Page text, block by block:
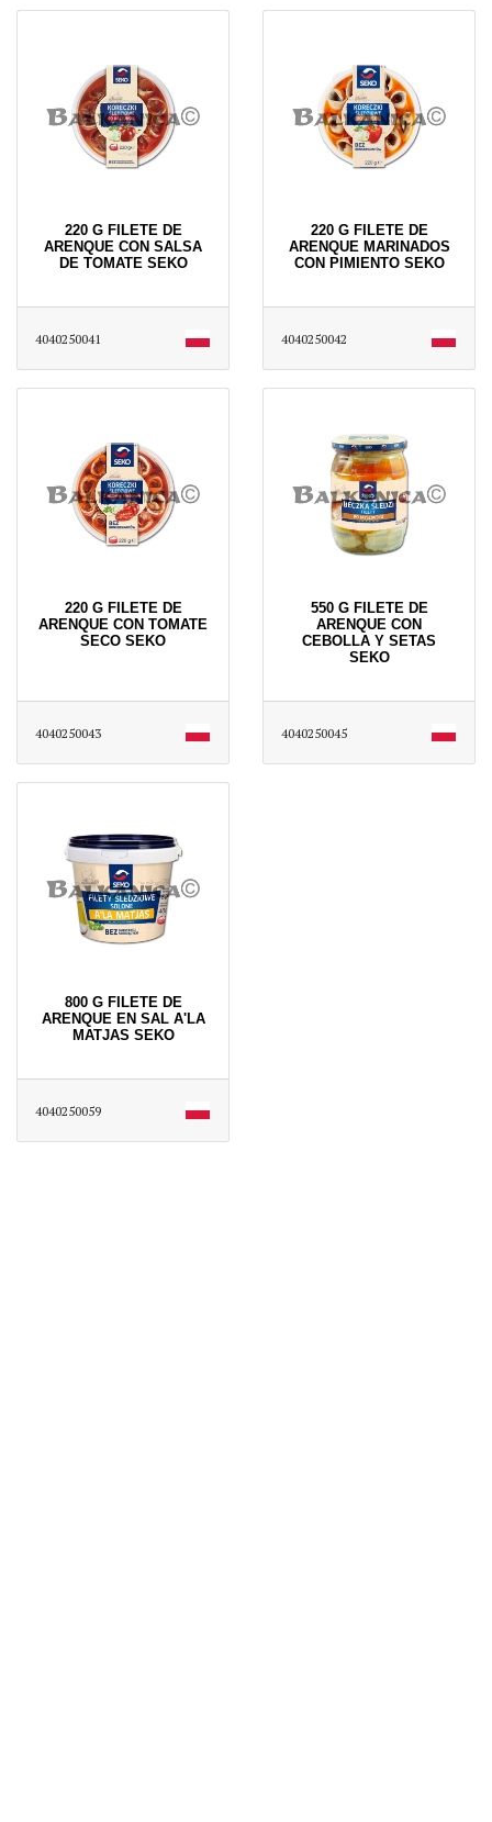
220 G FILETE DE
ARENQUE CON SALSA
DE TOMATE SEKO
4040250041
220 G FILETE DE
ARENQUE MARINADOS
CON PIMIENTO SEKO
4040250042
220 G FILETE DE
ARENQUE CON TOMATE
SECO SEKO
4040250043
550 G FILETE DE
ARENQUE CON
CEBOLLA Y SETAS
SEKO
4040250045
800 G FILETE DE
ARENQUE EN SAL A'LA
MATJAS SEKO
4040250059